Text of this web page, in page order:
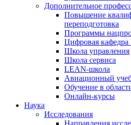
Дополнительное
Повышение
переподготовка
Программы
Цифровая
Школа управления
Школа сервиса
LEAN-школа
Авиационный
Обучение в
Онлайн-курсы
Наука
Исследования
Направления